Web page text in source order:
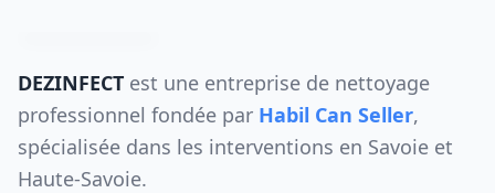
DEZINFECT est une entreprise de nettoyage
professionnel fondée par Habil Can Seller,
spécialisée dans les interventions en Savoie et
Haute-Savoie.